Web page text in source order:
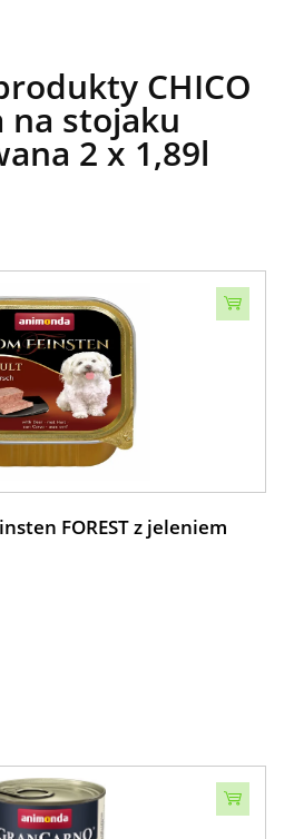
CHICO
na stojaku
2 x 1,89l
FOREST z jeleniem